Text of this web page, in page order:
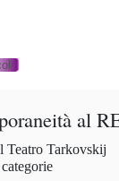
al
Teatro Tarkovskij